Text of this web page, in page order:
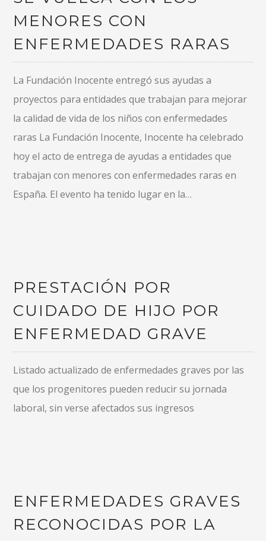
MENORES CON
ENFERMEDADES RARAS
La Fundación Inocente entregó sus ayudas a
proyectos para entidades que trabajan para mejorar
la calidad de vida de los niños con enfermedades
raras La Fundación Inocente, Inocente ha celebrado
hoy el acto de entrega de ayudas a entidades que
trabajan con menores con enfermedades raras en
España. El evento ha tenido lugar en la…
PRESTACIÓN POR
CUIDADO DE HIJO POR
ENFERMEDAD GRAVE
Listado actualizado de enfermedades graves por las
que los progenitores pueden reducir su jornada
laboral, sin verse afectados sus ingresos
ENFERMEDADES GRAVES
RECONOCIDAS POR LA